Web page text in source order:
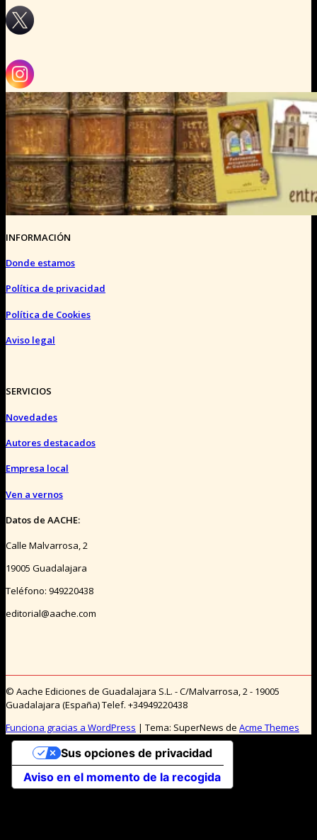
INFORMACIÓN
Donde estamos
Política de privacidad
Política de Cookies
Aviso legal
SERVICIOS
Novedades
Autores destacados
Empresa local
Ven a vernos
Datos de AACHE:
Calle Malvarrosa, 2
19005 Guadalajara
Teléfono: 949220438
editorial@aache.com
© Aache Ediciones de Guadalajara S.L. - C/Malvarrosa, 2 - 19005
Guadalajara (España) Telef. +34949220438
Funciona gracias a WordPress | Tema: SuperNews de Acme Themes
Aviso en el momento de la recogida
Sus opciones de privacidad